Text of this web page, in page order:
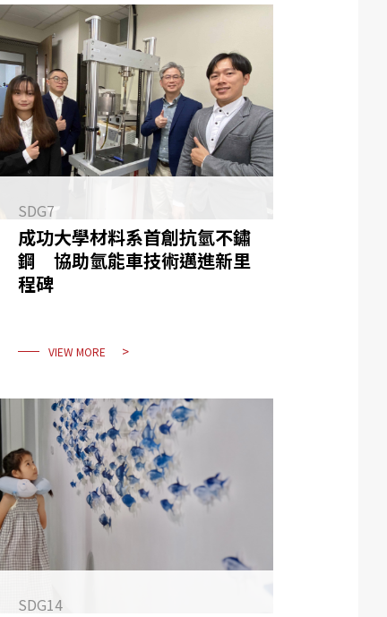
SDG7
成功大學材料系首創抗氫不鏽
鋼 協助氫能車技術邁進新里
程碑
VIEW MORE
SDG14